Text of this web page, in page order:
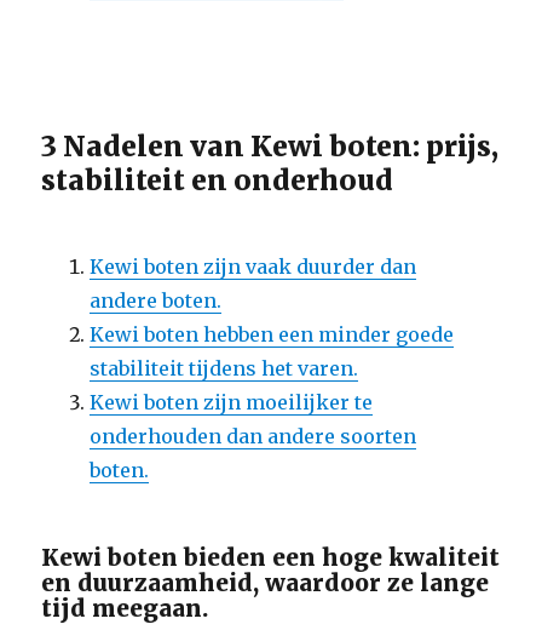
3 Nadelen van Kewi boten: prijs,
stabiliteit en onderhoud
Kewi boten zijn vaak duurder dan
andere boten.
Kewi boten hebben een minder goede
stabiliteit tijdens het varen.
Kewi boten zijn moeilijker te
onderhouden dan andere soorten
boten.
Kewi boten bieden een hoge kwaliteit
en duurzaamheid, waardoor ze lange
tijd meegaan.